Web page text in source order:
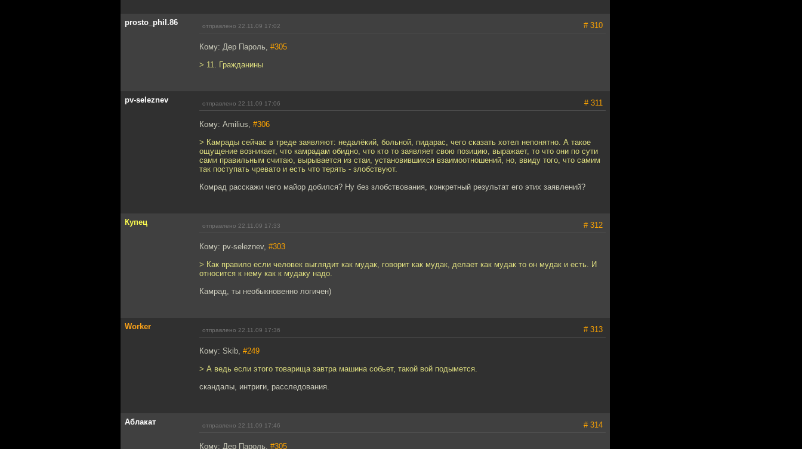
prosto_phil.86 отправлено 22.11.09 17:02 # 310
Кому: Дер Пароль, #305
> 11. Гражданины
pv-seleznev отправлено 22.11.09 17:06 # 311
Кому: Amilius, #306
> Камрады сейчас в треде заявляют: недалёкий, больной, пидарас, чего сказать хотел непонятно. А такое
ощущение возникает, что камрадам обидно, что кто то заявляет свою позицию, выражает, то что они по сути
сами правильным считаю, вырывается из стаи, установившихся взаимоотношений, но, ввиду того, что самим
так поступать чревато и есть что терять - злобствуют.
Комрад расскажи чего майор добился? Ну без злобствования, конкретный результат его этих заявлений?
Купец отправлено 22.11.09 17:33 # 312
Кому: pv-seleznev, #303
> Как правило если человек выглядит как мудак, говорит как мудак, делает как мудак то он мудак и есть. И
относится к нему как к мудаку надо.
Камрад, ты необыкновенно логичен)
Worker отправлено 22.11.09 17:36 # 313
Кому: Skib, #249
> А ведь если этого товарища завтра машина собьет, такой вой подымется.
скандалы, интриги, расследования.
Аблакат отправлено 22.11.09 17:46 # 314
Кому: Дер Пароль, #305